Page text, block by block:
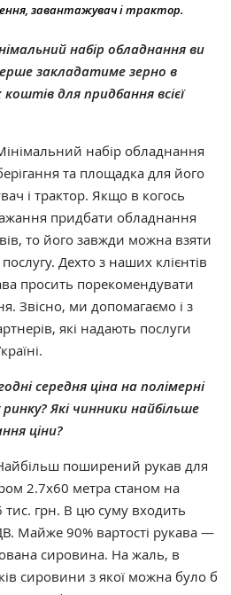
завантажувач і трактор.
набір обладнання ви
закладатиме зерно в
для придбання всієї
набір обладнання
та площадка для його
і трактор. Якщо в когось
придбати обладнання
то його завжди можна взяти
Дехто з наших клієнтів
просить порекомендувати
Звісно, ми допомагаємо і з
які надають послуги
середня ціна на полімерні
Які чинники найбільше
ціни?
поширений рукав для
2.7х60 метра станом на
тис. грн. В цю суму входить
Майже 90% вартості рукава —
сировина. На жаль, в
сировини з якої можна було б